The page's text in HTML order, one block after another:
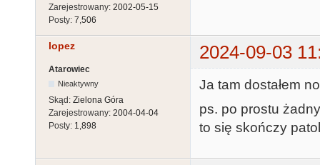
Zarejestrowany: 2002-05-15
Posty: 7,506
lopez 2024-09-03
Atarowiec
Nieaktywny
Skąd: Zielona Góra
Zarejestrowany: 2004-04-04
Posty: 1,898
Ja tam dostałem
ps. po prostu
to się skończy